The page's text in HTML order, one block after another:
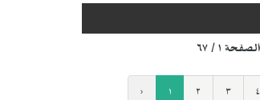
الصفحة ١ / ٦٧
‹ ١ ٢ ٣ ٤